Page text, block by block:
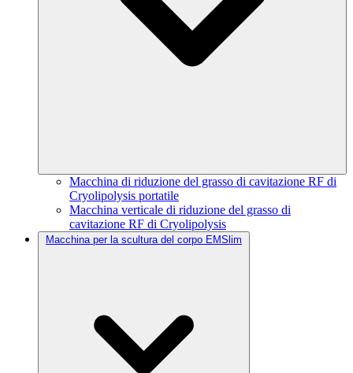
Macchina di riduzione del grasso di cavitazione RF di
Cryolipolysis portatile
Macchina verticale di riduzione del grasso di
cavitazione RF di Cryolipolysis
Macchina per la scultura del corpo EMSlim